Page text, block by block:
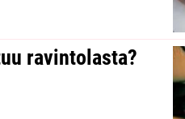
ravintolasta?